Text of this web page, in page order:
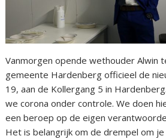
Vanmorgen opende wethouder Alwin
gemeente Hardenberg officieel de
19, aan de Kollergang 5 in
we corona onder controle. We doen
een beroep op de eigen
Het is belangrijk om de drempel om